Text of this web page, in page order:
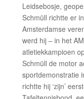
Leidsebosje,
Schmüll richtte er
Amsterdamse
werd hij – in het
atletiekkampioen
Schmüll de motor
sportdemonstratie
richtte hij ‘zijn’